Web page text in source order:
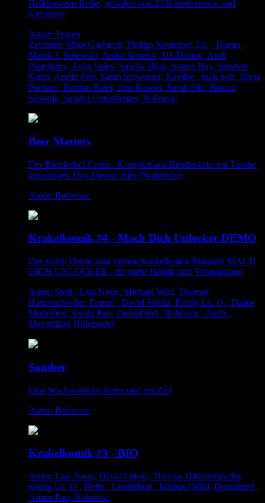
Helldraween Reihe, gestaltet von 23 Künstlerinnen und
Künstlern
Autor: Teamo
Zeichner: Mike Garbisch, Philipp Neundorf, LL , Teamo ,
Marek J. Sulewski, Anika Janneck, Uli Döring, Andi
Papelitzky, Anna Spies, Sascha Dörp, Sunny Ray, Stephan
Kuhn, Armin Parr, Sarah Stowasser, Kaydee , nick noir, Silvia
Püchner, Bastian Baier, Jens Kasper, Sarah Pilz, Bianca
Saxonja, Sandra Untenberger, Bobrovic
Beer Matters
Der Bierdeckel Comic. Komplett auf Bierdeckeln mit Tusche
gezeichnet. Das Thema: Bier (Natürlich!)
Autor: Bobrovic
Krakelkomik #4 - Mach Dich Unlocker DEMO
Das vorab Demo zum vierten Krakelkomik Magazin MACH
DICH UNLOCKER - für mehr Hektik und Verspannung
Autor: Steff , Lisa Neun, Michael Wild, Thomas
Hättenschwiler, Teamo , David Füleki, König Lü. Q., Darko
Mohedien, Armin Parr, Doomfried , Bobrovic , Neffs ,
Maximilian Hillerzeder
Somber
Eine beschwerliche Reise und ein Ziel
Autor: Bobrovic
Krakelkomik #3 - BIO
Autor: Lisa Neun, David Füleki, Thomas Hättenschwiler,
König Lü. Q., Neffs , Leaderbrat , Michael Wild, Doomfried ,
Armin Parr, Bobrovic